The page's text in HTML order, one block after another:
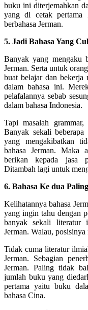
buku ini diterjemahkan
yang di cetak pertama
berbahasa Jerman.
5. Jadi Bahasa Yang
Banyak yang mengaku
Jerman. Serta untuk
buat belajar dan bekerja
dalam bahasa ini.
pelafalannya sebab
dalam bahasa Indonesia.
Tapi masalah
Banyak sekali
yang mengakibatkan
bahasa Jerman. Maka
berikan kepada jasa
Ditambah lagi untuk
6. Bahasa Ke dua
Kelihatannya bahasa
yang ingin tahu dengan
banyak sekali literatur
Jerman. Walau,
Tidak cuma literatur
Jerman. Sebagian
Jerman. Paling tidak
jumlah buku yang
pertama yaitu buku
bahasa Cina.